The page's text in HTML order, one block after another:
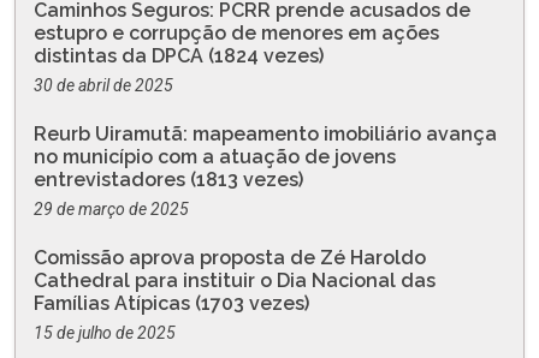
Caminhos Seguros: PCRR prende acusados de
estupro e corrupção de menores em ações
distintas da DPCA (1824 vezes)
30 de abril de 2025
Reurb Uiramutã: mapeamento imobiliário avança
no município com a atuação de jovens
entrevistadores (1813 vezes)
29 de março de 2025
Comissão aprova proposta de Zé Haroldo
Cathedral para instituir o Dia Nacional das
Famílias Atípicas (1703 vezes)
15 de julho de 2025